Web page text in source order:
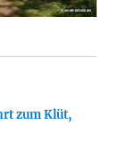
zum Klüt,